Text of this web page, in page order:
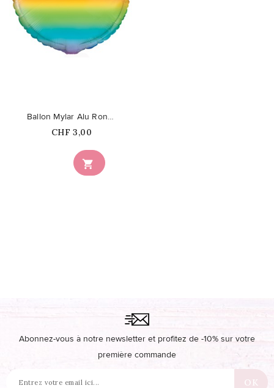
favorite_border

Ballon Mylar Alu Rond Arc-en-Ciel
Prix
CHF 3,00
Abonnez-vous à notre newsletter et profitez de -10% sur votre
première commande